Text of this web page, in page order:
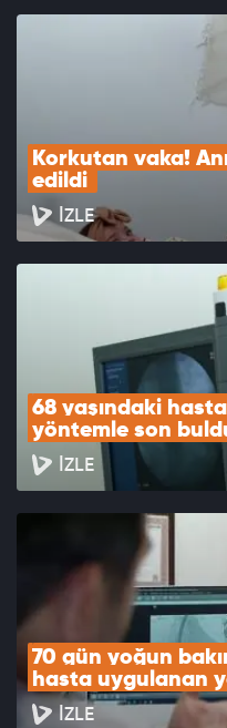
Korkutan vaka!
edildi
İZLE
68 yaşındaki
yöntemle son
İZLE
70 gün yoğun
hasta uygulanan
İZLE